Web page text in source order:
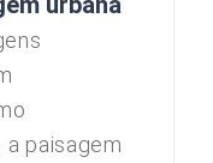
paisagem